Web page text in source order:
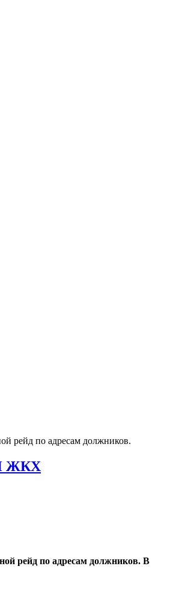
рейд по адресам должников.
ЖКХ
рейд по адресам должников. В